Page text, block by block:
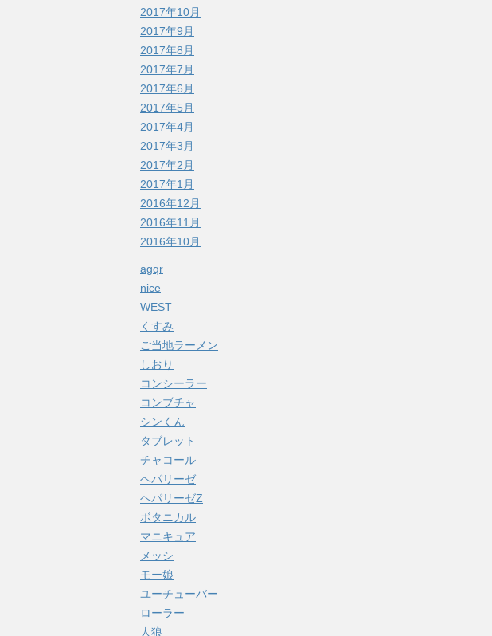
2017年10月
2017年9月
2017年8月
2017年7月
2017年6月
2017年5月
2017年4月
2017年3月
2017年2月
2017年1月
2016年12月
2016年11月
2016年10月
agqr
nice
WEST
くすみ
ご当地ラーメン
しおり
コンシーラー
コンブチャ
シンくん
タブレット
チャコール
ヘパリーゼ
ヘパリーゼZ
ボタニカル
マニキュア
メッシ
モー娘
ユーチューバー
ローラー
人狼